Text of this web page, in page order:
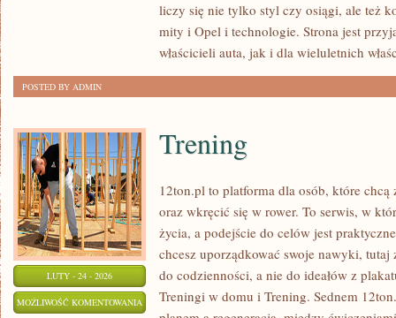
WŁAŚCICIELI
liczy się nie tylko styl czy osiągi, ale też
mity i Opel i technologie. Strona jest
właścicieli auta, jak i dla wieluletnich
POSTED BY ADMIN
LUTY - 24 - 2026
MOŻLIWOŚĆ KOMENTOWANIA TRENING
Trening
12ton.pl to platforma dla osób, które
oraz wkręcić się w rower. To serwis, w
życia, a podejście do celów jest
chcesz uporządkować swoje nawyki, tutaj
do codzienności, a nie do ideałów z
Treningi w domu i Trening. Sednem